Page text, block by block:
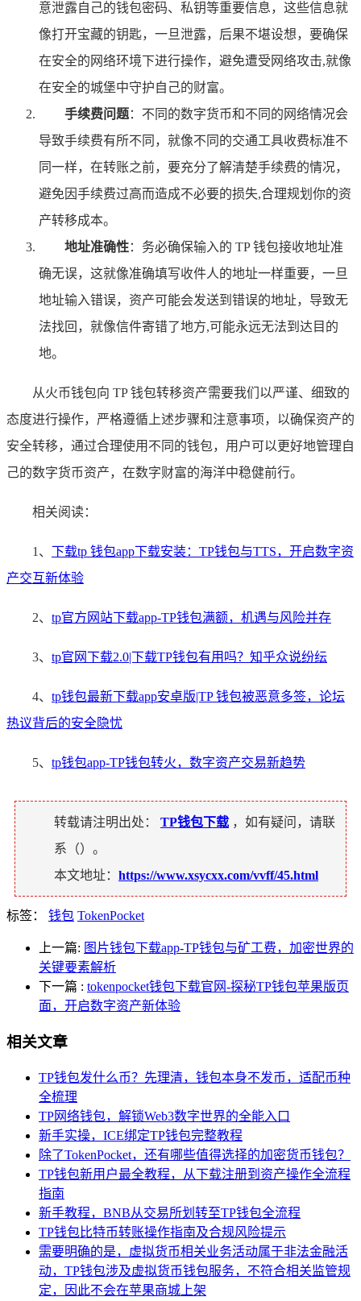
意泄露自己的钱包密码、私钥等重要信息，这些信息就
像打开宝藏的钥匙，一旦泄露，后果不堪设想，要确保
在安全的网络环境下进行操作，避免遭受网络攻击,就像
在安全的城堡中守护自己的财富。
手续费问题：不同的数字货币和不同的网络情况会
导致手续费有所不同，就像不同的交通工具收费标准不
同一样，在转账之前，要充分了解清楚手续费的情况，
避免因手续费过高而造成不必要的损失,合理规划你的资
产转移成本。
地址准确性：务必确保输入的 TP 钱包接收地址准
确无误，这就像准确填写收件人的地址一样重要，一旦
地址输入错误，资产可能会发送到错误的地址，导致无
法找回，就像信件寄错了地方,可能永远无法到达目的
地。
从火币钱包向 TP 钱包转移资产需要我们以严谨、细致的
态度进行操作，严格遵循上述步骤和注意事项，以确保资产的
安全转移，通过合理使用不同的钱包，用户可以更好地管理自
己的数字货币资产，在数字财富的海洋中稳健前行。
相关阅读：
1、 下载tp 钱包app下载安装：TP钱包与TTS，开启数字资
产交互新体验
2、 tp官方网站下载app-TP钱包满额，机遇与风险并存
3、 tp官网下载2.0|下载TP钱包有用吗？知乎众说纷纭
4、 tp钱包最新下载app安卓版|TP 钱包被恶意多签，论坛
热议背后的安全隐忧
5、 tp钱包app-TP钱包转火，数字资产交易新趋势
转载请注明出处： TP钱包下载 ，如有疑问，请联
系（）。
本文地址： https://www.xsycxx.com/vvff/45.html
标签： 钱包 TokenPocket
上一篇: 图片钱包下载app-TP钱包与矿工费，加密世界的
关键要素解析
下一篇 : tokenpocket钱包下载官网-探秘TP钱包苹果版页
面，开启数字资产新体验
相关文章
TP钱包发什么币？先理清，钱包本身不发币，适配币种
全梳理
TP网络钱包，解锁Web3数字世界的全能入口
新手实操，ICE绑定TP钱包完整教程
除了TokenPocket，还有哪些值得选择的加密货币钱包？
TP钱包新用户最全教程，从下载注册到资产操作全流程
指南
新手教程，BNB从交易所划转至TP钱包全流程
TP钱包比特币转账操作指南及合规风险提示
需要明确的是，虚拟货币相关业务活动属于非法金融活
动，TP钱包涉及虚拟货币钱包服务，不符合相关监管规
定，因此不会在苹果商城上架